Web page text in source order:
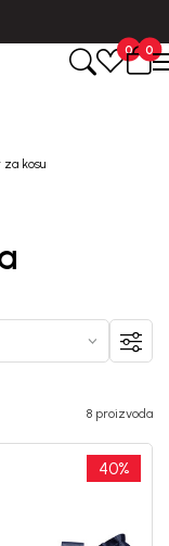
0
0
kosu
8 proizvoda
40%